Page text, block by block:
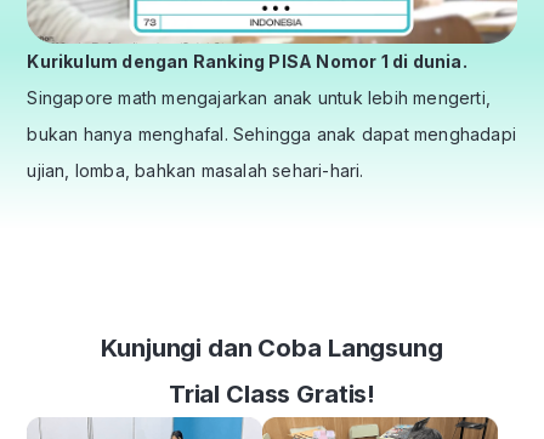
Kurikulum dengan Ranking PISA Nomor 1 di dunia.
Singapore math mengajarkan anak untuk lebih mengerti,
bukan hanya menghafal. Sehingga anak dapat menghadapi
ujian, lomba, bahkan masalah sehari-hari.
Kunjungi dan Coba Langsung
Trial Class Gratis!